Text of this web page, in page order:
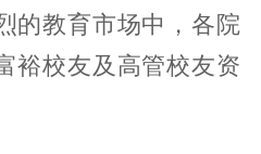
的教育市场中，各院
裕校友及高管校友资